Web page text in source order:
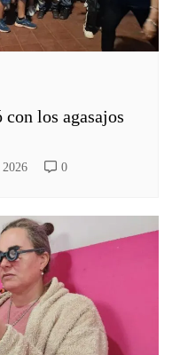
los agasajos
2026 0